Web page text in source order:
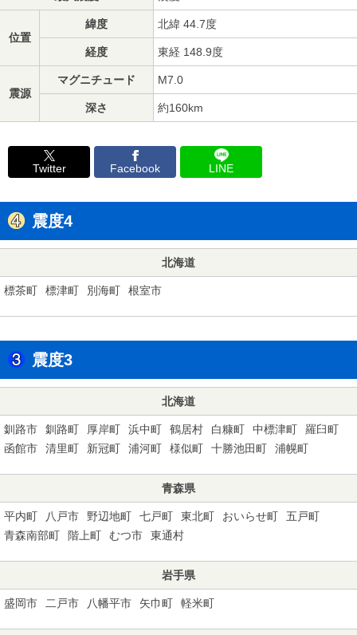
位置
緯度 北緯 44.7度
経度 東経 148.9度
震源
マグニチュード M7.0
深さ 約160km
Twitter Facebook LINE
震度4
北海道
標茶町 標津町 別海町 根室市
震度3
北海道
釧路市 釧路町 厚岸町 浜中町 鶴居村 白糠町 中標津町
羅臼町
函館市
清里町 新冠町 浦河町 様似町 十勝池田町 浦幌町
青森県
平内町 八戸市 野辺地町 七戸町 東北町 おいらせ町
五戸町
青森南部町
階上町 むつ市 東通村
岩手県
盛岡市 二戸市 八幡平市 矢巾町 軽米町